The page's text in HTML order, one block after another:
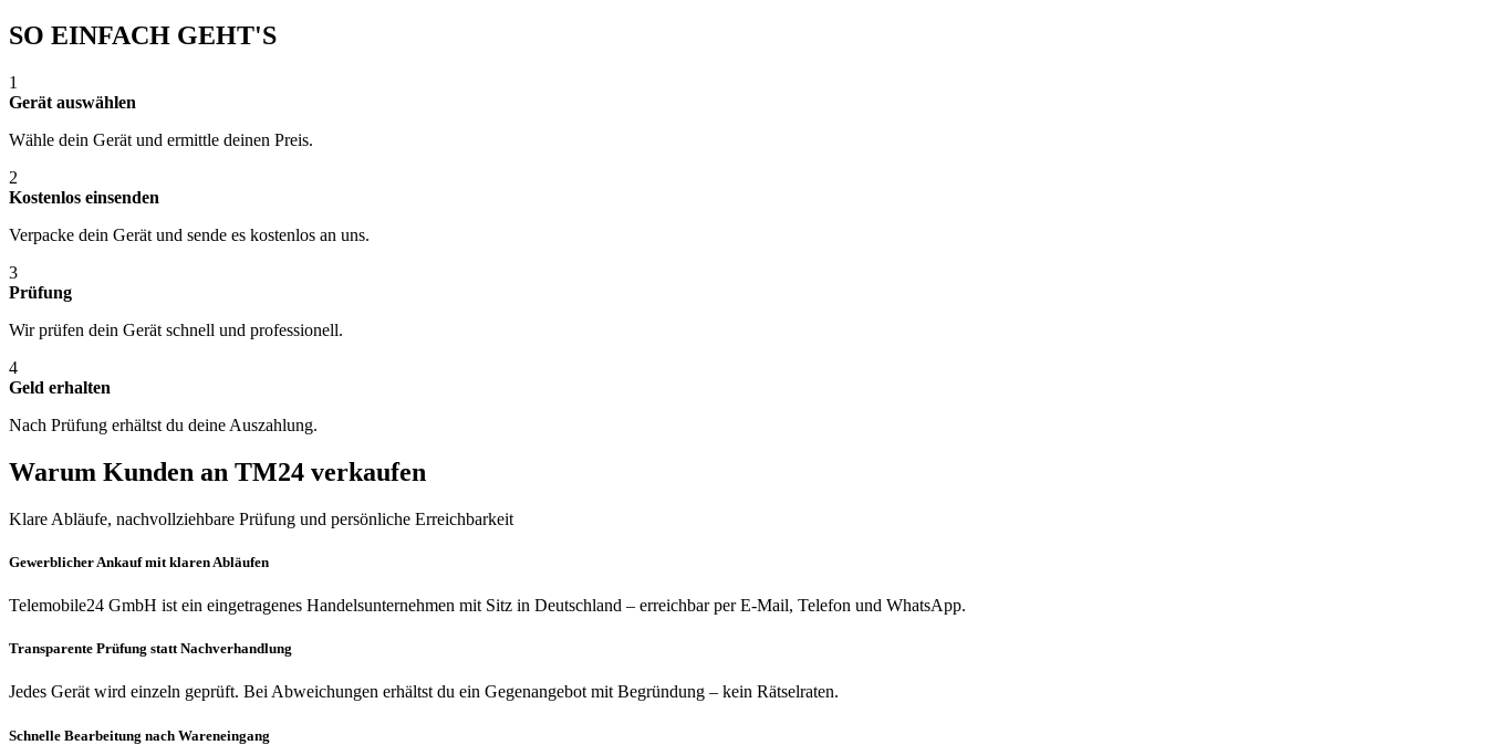
SO EINFACH GEHT'S
1
Gerät auswählen
Wähle dein Gerät und ermittle deinen Preis.
2
Kostenlos einsenden
Verpacke dein Gerät und sende es kostenlos an uns.
3
Prüfung
Wir prüfen dein Gerät schnell und professionell.
4
Geld erhalten
Nach Prüfung erhältst du deine Auszahlung.
Warum Kunden an TM24 verkaufen
Klare Abläufe, nachvollziehbare Prüfung und persönliche Erreichbarkeit
Gewerblicher Ankauf mit klaren Abläufen
Telemobile24 GmbH ist ein eingetragenes Handelsunternehmen mit Sitz in Deutschland – erreichbar per E-Mail, Telefon und WhatsApp.
Transparente Prüfung statt Nachverhandlung
Jedes Gerät wird einzeln geprüft. Bei Abweichungen erhältst du ein Gegenangebot mit Begründung – kein Rätselraten.
Schnelle Bearbeitung nach Wareneingang